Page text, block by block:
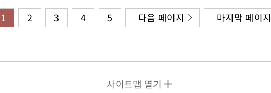
1
2 3 4 5 다음 페이지 마지막 페이지
사이트맵 열기